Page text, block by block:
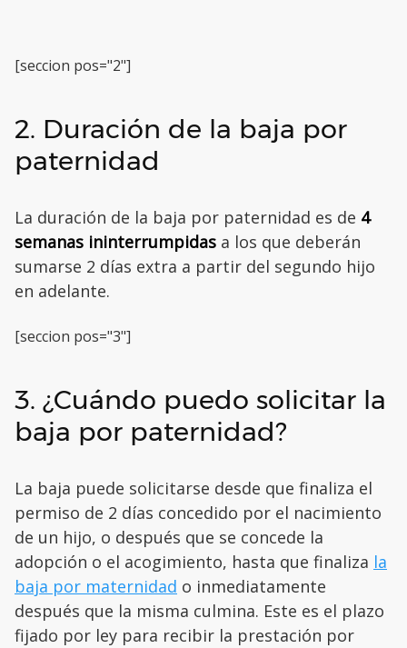
[seccion pos="2"]
2. Duración de la baja por
paternidad
La duración de la baja por paternidad es de 4
semanas ininterrumpidas a los que deberán
sumarse 2 días extra a partir del segundo hijo
en adelante.
[seccion pos="3"]
3. ¿Cuándo puedo solicitar la
baja por paternidad?
La baja puede solicitarse desde que finaliza el
permiso de 2 días concedido por el nacimiento
de un hijo, o después que se concede la
adopción o el acogimiento, hasta que finaliza la
baja por maternidad o inmediatamente
después que la misma culmina. Este es el plazo
fijado por ley para recibir la prestación por